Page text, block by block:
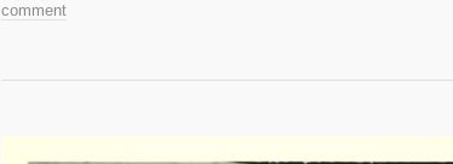
comment